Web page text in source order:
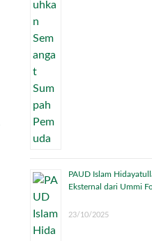
PAUD Islam
Eksternal dari Ummi
23/10/2025